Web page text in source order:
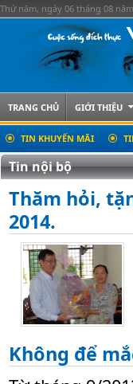
Thứ năm, ngày 06 tháng 08
TRANG CHỦ GIỚI THIỆU
TIN KHUYẾN MÃI
Tin nội bộ
Thăm hỏi,
2014.
Không để